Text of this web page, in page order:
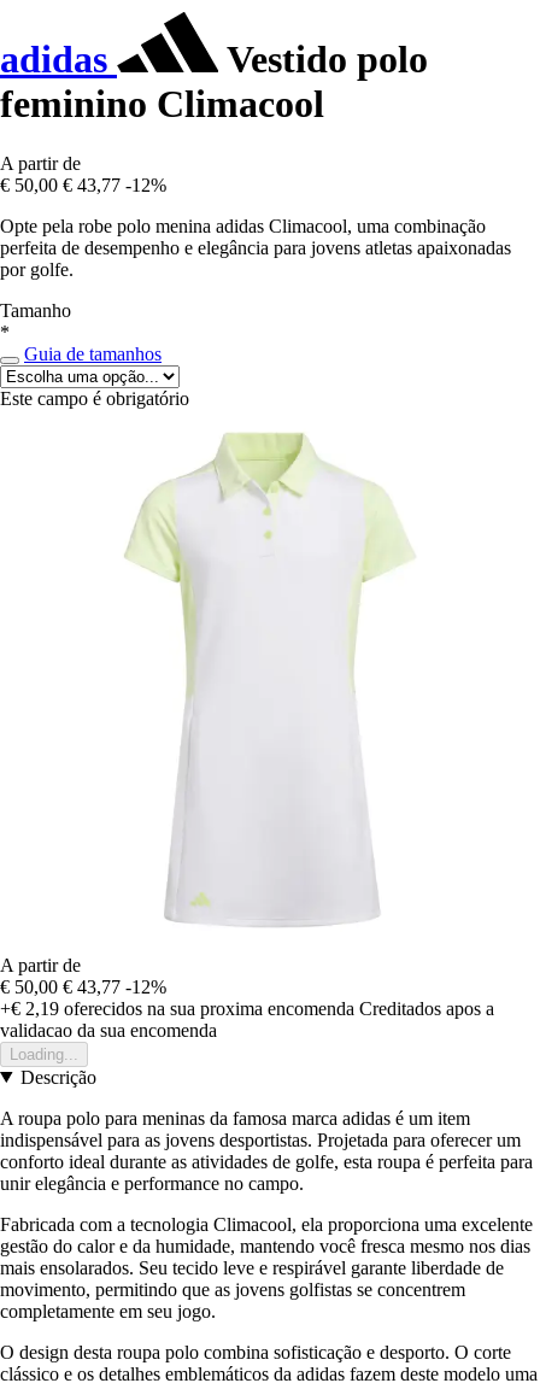
adidas
Vestido polo
feminino Climacool
A partir de
€ 50,00 € 43,77 -12%
Opte pela robe polo menina adidas Climacool, uma combinação
perfeita de desempenho e elegância para jovens atletas apaixonadas
por golfe.
Tamanho
*
Guia de tamanhos
Este campo é obrigatório
A partir de
€ 50,00 € 43,77 -12%
+€ 2,19 oferecidos na sua proxima encomenda Creditados apos a
validacao da sua encomenda
Loading...
Descrição
A roupa polo para meninas da famosa marca adidas é um item
indispensável para as jovens desportistas. Projetada para oferecer um
conforto ideal durante as atividades de golfe, esta roupa é perfeita para
unir elegância e performance no campo.
Fabricada com a tecnologia Climacool, ela proporciona uma excelente
gestão do calor e da humidade, mantendo você fresca mesmo nos dias
mais ensolarados. Seu tecido leve e respirável garante liberdade de
movimento, permitindo que as jovens golfistas se concentrem
completamente em seu jogo.
O design desta roupa polo combina sofisticação e desporto. O corte
clássico e os detalhes emblemáticos da adidas fazem deste modelo uma